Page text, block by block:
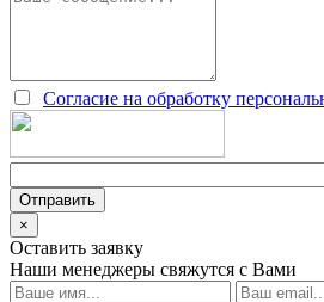
Согласие на обработку
×
Оставить заявку
Наши менеджеры свяжутся с Вами